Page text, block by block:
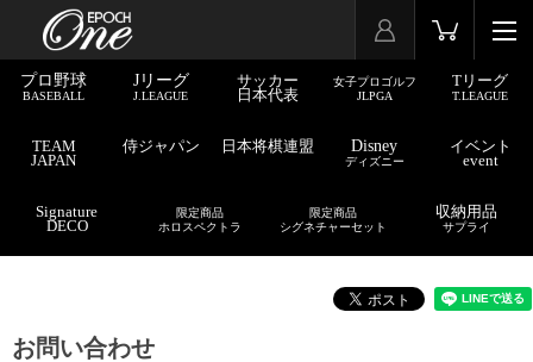
プロ野球
BASEBALL
Jリーグ
J.LEAGUE
サッカー
日本代表
女子プロゴルフ
JLPGA
Tリーグ
T.LEAGUE
TEAM
JAPAN
侍ジャパン 日本将棋連盟 Disney
ディズニー
イベント
event
Signature
DECO
限定商品
ホロスペクトラ
限定商品
シグネチャーセット
収納用品
サプライ
お問い合わせ